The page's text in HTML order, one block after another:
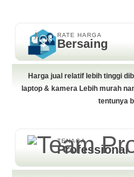
RATE HARGA
Bersaing
Harga jual relatif lebih tinggi
laptop & kamera Lebih murah
tentunya
TENAGA
Professional